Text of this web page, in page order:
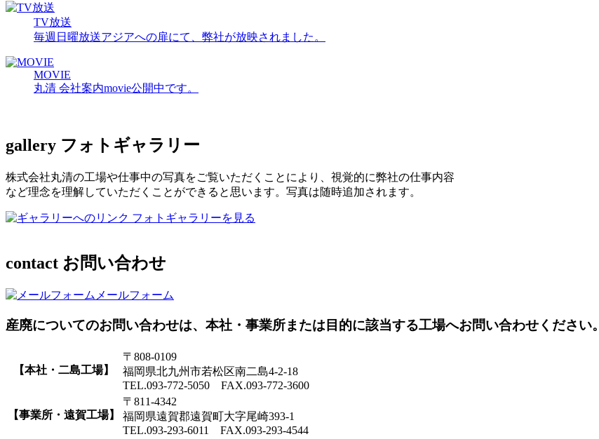
TV放送
毎週日曜放送アジアへの扉にて、弊社が放映されました。
MOVIE
丸清 会社案内movie公開中です。
gallery フォトギャラリー
株式会社丸清の工場や仕事中の写真をご覧いただくことにより、視覚的に弊社の仕事内容
など理念を理解していただくことができると思います。写真は随時追加されます。
フォトギャラリーを見る
contact お問い合わせ
メールフォーム
産廃についてのお問い合わせは、本社・事業所または目的に該当する工場へお問い合わせください。
【本社・二島工場】
〒808-0109
福岡県北九州市若松区南二島4-2-18
TEL.093-772-5050 FAX.093-772-3600
【事業所・遠賀工場】
〒811-4342
福岡県遠賀郡遠賀町大字尾崎393-1
TEL.093-293-6011 FAX.093-293-4544